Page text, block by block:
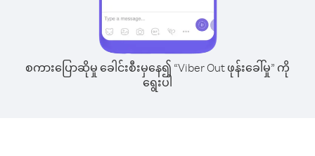
စကားပြောဆိုမှု ခေါင်းစီးမှနေ၍ “Viber Out ဖုန်းခေါ်မှု” ကို
ရွေးပါ